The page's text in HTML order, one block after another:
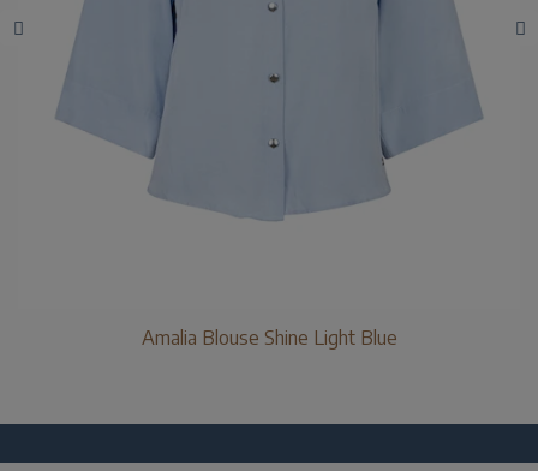
Amalia Blouse Shine Light Blue